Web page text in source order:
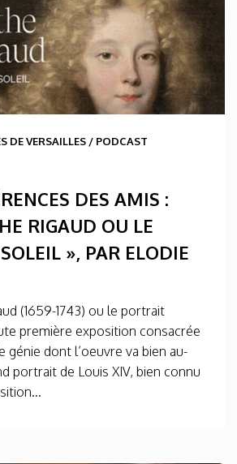
DE VERSAILLES / PODCAST
DES AMIS :
RIGAUD OU LE
», PAR ELODIE
(1659-1743) ou le portrait
première exposition consacrée
génie dont l’oeuvre va bien au-
portrait de Louis XIV, bien connu